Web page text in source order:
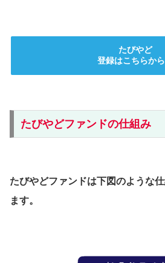
たびやど
登録はこちらから
たびやどファンドの仕組み
たびやどファンドは下図のような
ます。